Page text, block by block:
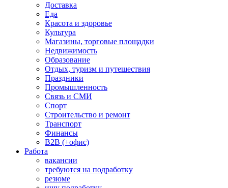
Доставка
Еда
Красота и здоровье
Культура
Магазины, торговые площадки
Недвижимость
Образование
Отдых, туризм и путешествия
Праздники
Промышленность
Связь и СМИ
Спорт
Строительство и ремонт
Транспорт
Финансы
B2B (+офис)
Работа
вакансии
требуются на подработку
резюме